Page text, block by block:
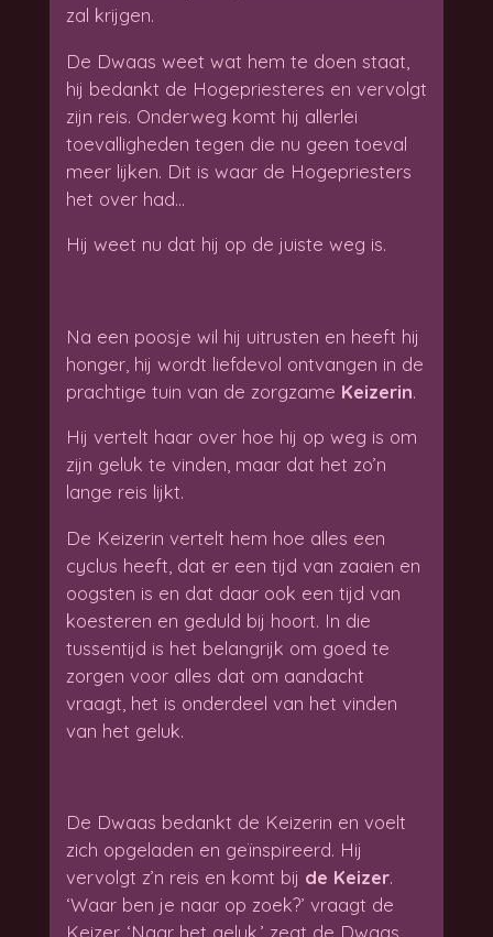
zal krijgen.
De Dwaas weet wat hem te doen staat,
hij bedankt de Hogepriesteres en vervolgt
zijn reis. Onderweg komt hij allerlei
toevalligheden tegen die nu geen toeval
meer lijken. Dit is waar de Hogepriesters
het over had…
Hij weet nu dat hij op de juiste weg is.
Na een poosje wil hij uitrusten en heeft hij
honger, hij wordt liefdevol ontvangen in de
prachtige tuin van de zorgzame Keizerin.
Hij vertelt haar over hoe hij op weg is om
zijn geluk te vinden, maar dat het zo’n
lange reis lijkt.
De Keizerin vertelt hem hoe alles een
cyclus heeft, dat er een tijd van zaaien en
oogsten is en dat daar ook een tijd van
koesteren en geduld bij hoort. In die
tussentijd is het belangrijk om goed te
zorgen voor alles dat om aandacht
vraagt, het is onderdeel van het vinden
van het geluk.
De Dwaas bedankt de Keizerin en voelt
zich opgeladen en geïnspireerd. Hij
vervolgt z’n reis en komt bij de Keizer.
‘Waar ben je naar op zoek?’ vraagt de
Keizer. ‘Naar het geluk.’ zegt de Dwaas.